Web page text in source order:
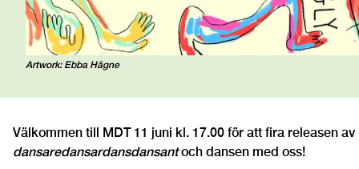
Artwork: Ebba Hägne
Välkommen till MDT 11 juni kl. 17.00 för att fira releasen av
dansaredansardansdansantoch dansen med oss!